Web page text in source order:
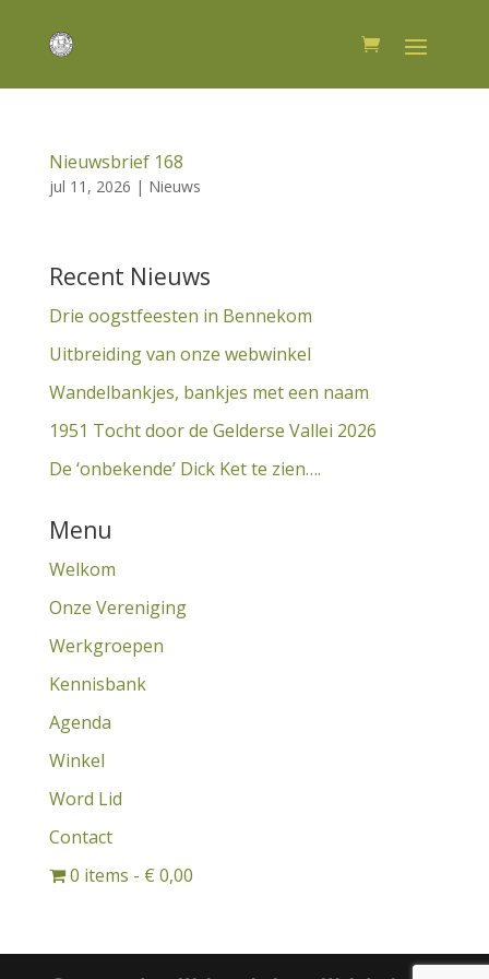
Nieuwsbrief 168
jul 11, 2026 | Nieuws
Recent Nieuws
Drie oogstfeesten in Bennekom
Uitbreiding van onze webwinkel
Wandelbankjes, bankjes met een naam
1951 Tocht door de Gelderse Vallei 2026
De ‘onbekende’ Dick Ket te zien….
Menu
Welkom
Onze Vereniging
Werkgroepen
Kennisbank
Agenda
Winkel
Word Lid
Contact
0 items
€ 0,00